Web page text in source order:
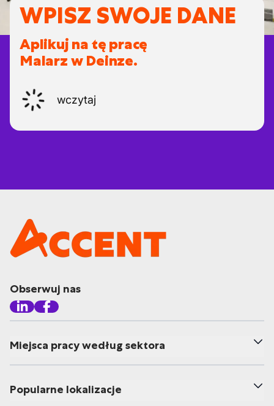
WPISZ SWOJE DANE
Aplikuj na tę pracę
Malarz w Deinze.
wczytaj
Obserwuj nas
Miejsca pracy według sektora
Popularne lokalizacje